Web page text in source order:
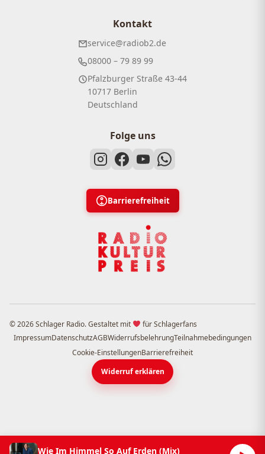
Kontakt
service@radiob2.de
08000 – 79 89 99
Pfalzburger Straße 43-44
10717 Berlin
Deutschland
Folge uns
Barrierefreiheit
© 2026 Schlager Radio. Gestaltet mit
für Schlagerfans
ImpressumDatenschutzAGBWiderrufsbelehrungTeilnahmebedingungen
Cookie-EinstellungenBarrierefreiheit
Widerruf erklären
Wie Im Himmel So Auf Erden (Mix)